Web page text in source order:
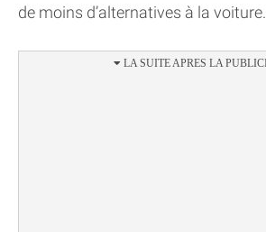
de moins d’alternatives à la voiture.